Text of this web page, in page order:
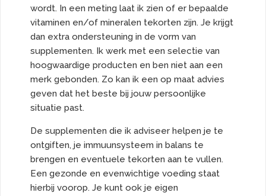
wordt. In een meting laat ik zien of er bepaalde
vitaminen en/of mineralen tekorten zijn. Je krijgt
dan extra ondersteuning in de vorm van
supplementen. Ik werk met een selectie van
hoogwaardige producten en ben niet aan een
merk gebonden. Zo kan ik een op maat advies
geven dat het beste bij jouw persoonlijke
situatie past.
De supplementen die ik adviseer helpen je te
ontgiften, je immuunsysteem in balans te
brengen en eventuele tekorten aan te vullen.
Een gezonde en evenwichtige voeding staat
hierbij voorop. Je kunt ook je eigen